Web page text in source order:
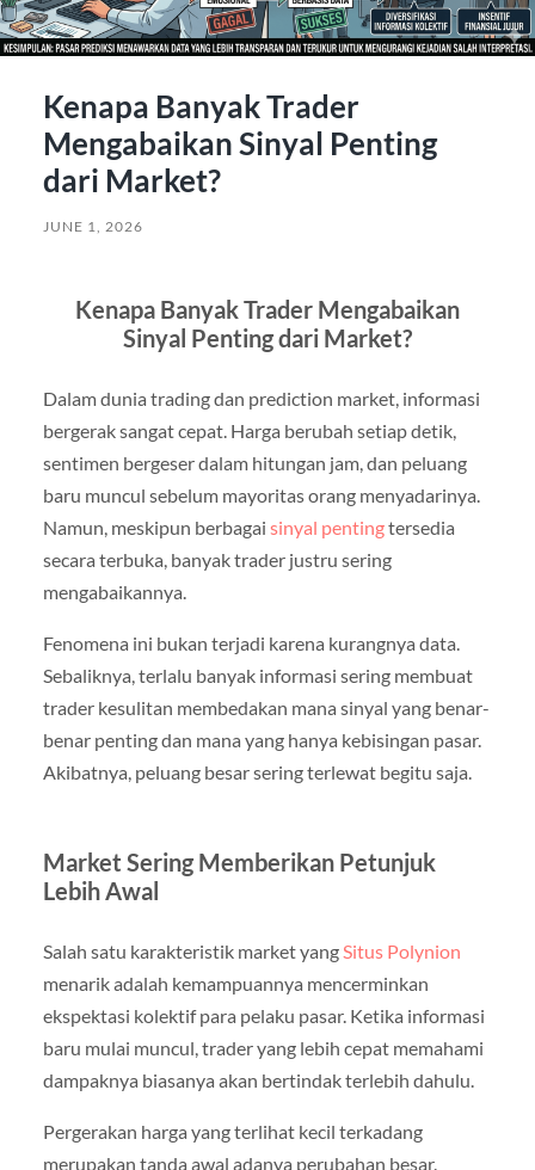
Kenapa Banyak Trader
Mengabaikan Sinyal Penting
dari Market?
JUNE 1, 2026
Kenapa Banyak Trader Mengabaikan
Sinyal Penting dari Market?
Dalam dunia trading dan prediction market, informasi
bergerak sangat cepat. Harga berubah setiap detik,
sentimen bergeser dalam hitungan jam, dan peluang
baru muncul sebelum mayoritas orang menyadarinya.
Namun, meskipun berbagai sinyal pentingtersedia
secara terbuka, banyak trader justru sering
mengabaikannya.
Fenomena ini bukan terjadi karena kurangnya data.
Sebaliknya, terlalu banyak informasi sering membuat
trader kesulitan membedakan mana sinyal yang benar-
benar penting dan mana yang hanya kebisingan pasar.
Akibatnya, peluang besar sering terlewat begitu saja.
Market Sering Memberikan Petunjuk
Lebih Awal
Salah satu karakteristik market yangSitus Polynion
menarik adalah kemampuannya mencerminkan
ekspektasi kolektif para pelaku pasar. Ketika informasi
baru mulai muncul, trader yang lebih cepat memahami
dampaknya biasanya akan bertindak terlebih dahulu.
Pergerakan harga yang terlihat kecil terkadang
merupakan tanda awal adanya perubahan besar.